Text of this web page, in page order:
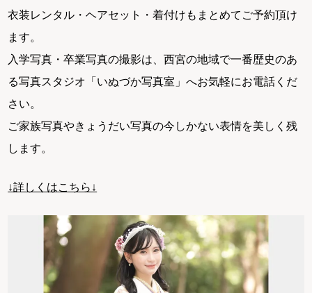
衣装レンタル・ヘアセット・着付けもまとめてご予約頂け
ます。
入学写真・卒業写真の撮影は、西宮の地域で一番歴史のあ
る写真スタジオ「いぬづか写真室」へお気軽にお電話くだ
さい。
ご家族写真やきょうだい写真の今しかない表情を美しく残
します。
↓詳しくはこちら↓